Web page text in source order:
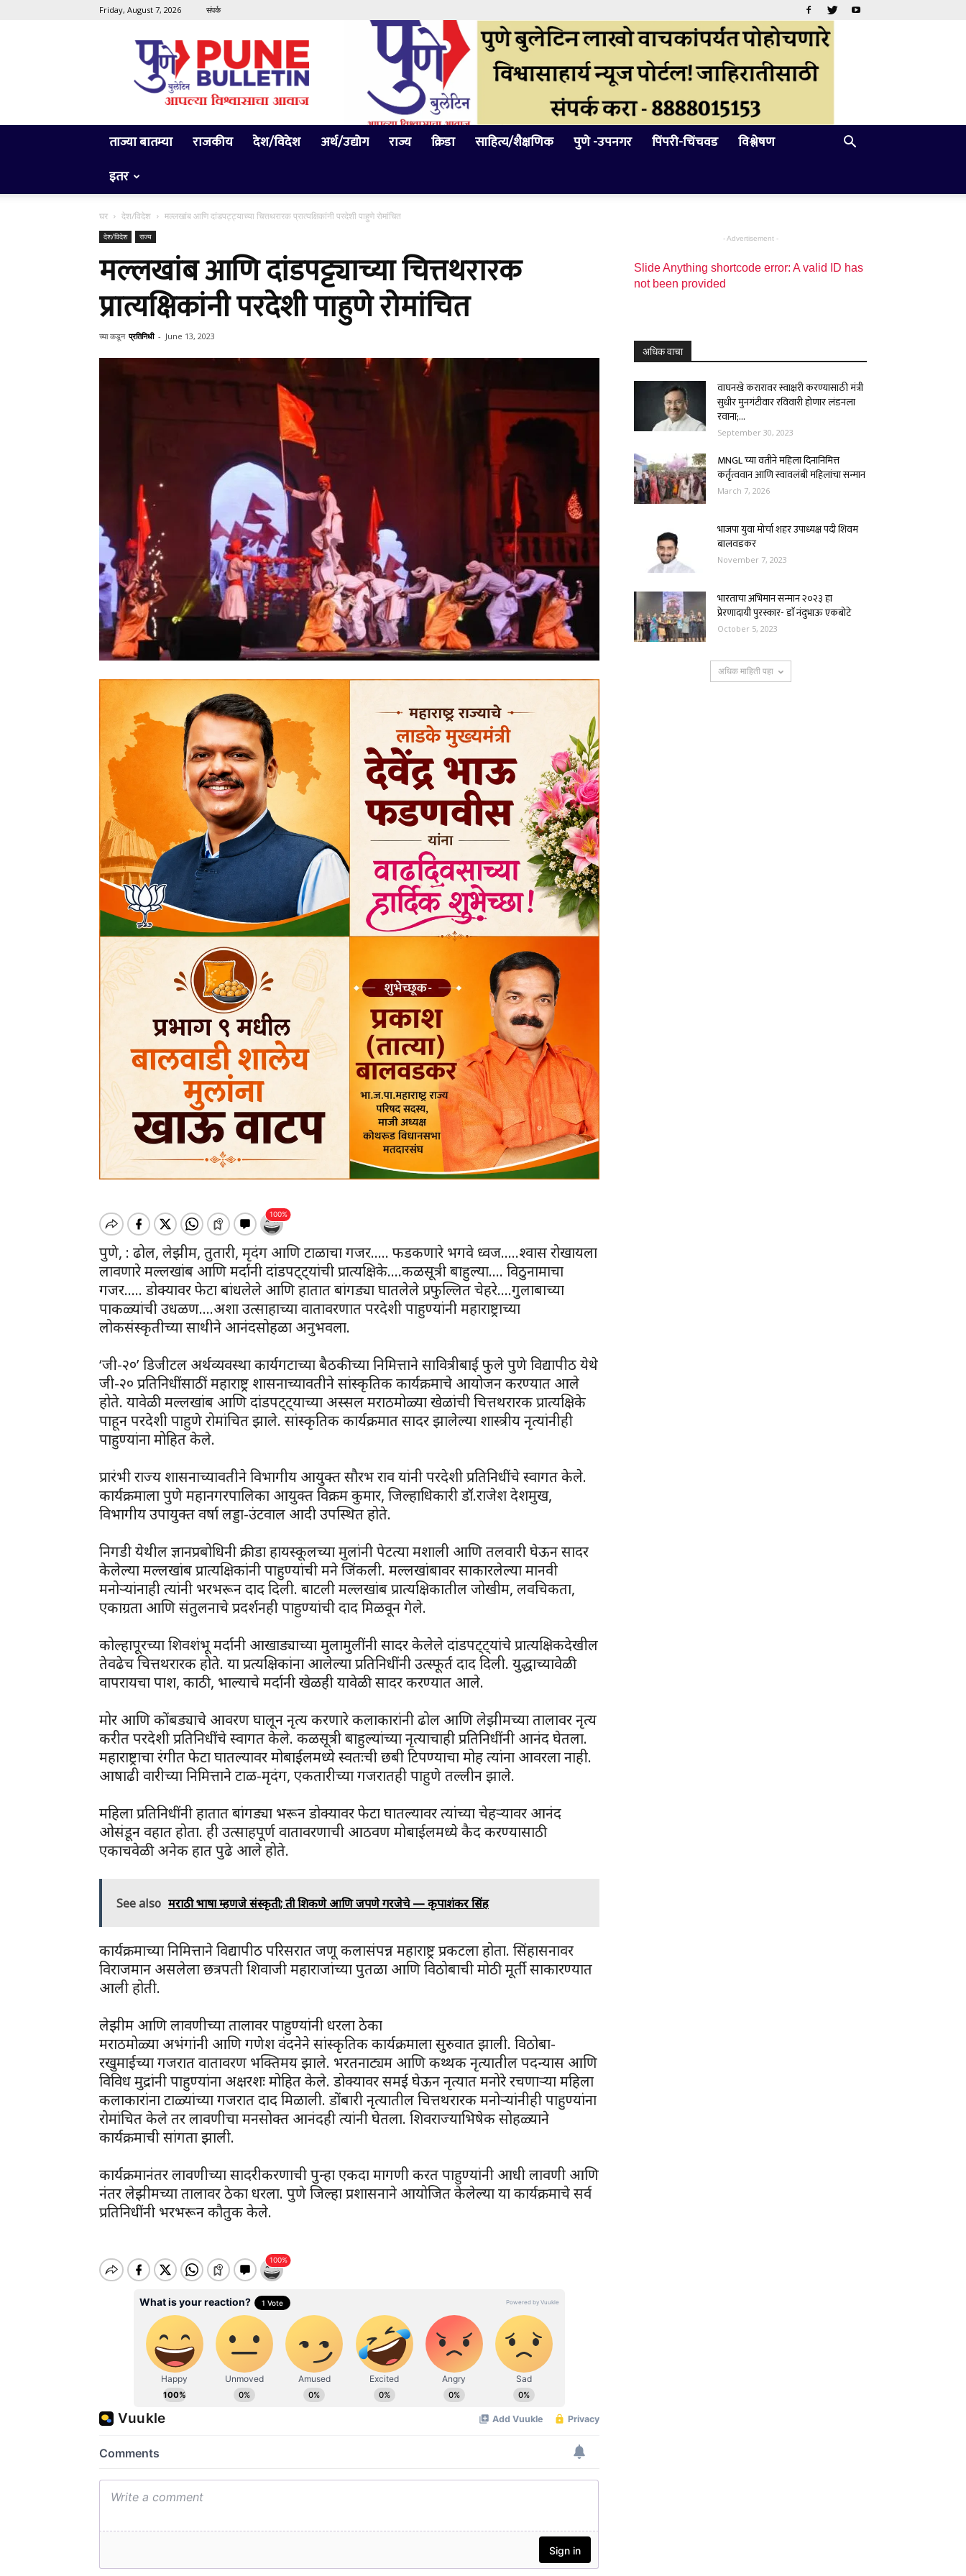
Friday, August 7, 2026 संपर्क
Pune
Bulletin
ताज्या बातम्या राजकीय देश/विदेश अर्थ/उद्योग राज्य क्रिडा साहित्य/शैक्षणिक पुणे -उपनगर पिंपरी-चिंचवड
विश्लेषण
इतर
घर देश/विदेश मल्लखांब आणि दांडपट्ट्याच्या चित्तथरारक प्रात्यक्षिकांनी परदेशी पाहुणे रोमांचित
देश/विदेश राज्य
मल्लखांब आणि दांडपट्ट्याच्या चित्तथरारक
प्रात्यक्षिकांनी परदेशी पाहुणे रोमांचित
च्या कडून प्रतिनिधी - June 13, 2023
पुणे, : ढोल, लेझीम, तुतारी, मृदंग आणि टाळाचा गजर….. फडकणारे भगवे ध्वज…..श्वास रोखायला
लावणारे मल्लखांब आणि मर्दानी दांडपट्ट्यांची प्रात्यक्षिके….कळसूत्री बाहुल्या…. विठुनामाचा
गजर….. डोक्यावर फेटा बांधलेले आणि हातात बांगड्या घातलेले प्रफुल्लित चेहरे….गुलाबाच्या
पाकळ्यांची उधळण….अशा उत्साहाच्या वातावरणात परदेशी पाहुण्यांनी महाराष्ट्राच्या
लोकसंस्कृतीच्या साथीने आनंदसोहळा अनुभवला.
‘जी-२०’ डिजीटल अर्थव्यवस्था कार्यगटाच्या बैठकीच्या निमित्ताने सावित्रीबाई फुले पुणे विद्यापीठ येथे
जी-२० प्रतिनिधींसाठीं महाराष्ट्र शासनाच्यावतीने सांस्कृतिक कार्यक्रमाचे आयोजन करण्यात आले
होते. यावेळी मल्लखांब आणि दांडपट्ट्याच्या अस्सल मराठमोळ्या खेळांची चित्तथरारक प्रात्यक्षिके
पाहून परदेशी पाहुणे रोमांचित झाले. सांस्कृतिक कार्यक्रमात सादर झालेल्या शास्त्रीय नृत्यांनीही
पाहुण्यांना मोहित केले.
प्रारंभी राज्य शासनाच्यावतीने विभागीय आयुक्त सौरभ राव यांनी परदेशी प्रतिनिधींचे स्वागत केले.
कार्यक्रमाला पुणे महानगरपालिका आयुक्त विक्रम कुमार, जिल्हाधिकारी डॉ.राजेश देशमुख,
विभागीय उपायुक्त वर्षा लड्डा-उंटवाल आदी उपस्थित होते.
निगडी येथील ज्ञानप्रबोधिनी क्रीडा हायस्कूलच्या मुलांनी पेटत्या मशाली आणि तलवारी घेऊन सादर
केलेल्या मल्लखांब प्रात्यक्षिकांनी पाहुण्यांची मने जिंकली. मल्लखांबावर साकारलेल्या मानवी
मनोऱ्यांनाही त्यांनी भरभरून दाद दिली. बाटली मल्लखांब प्रात्यक्षिकातील जोखीम, लवचिकता,
एकाग्रता आणि संतुलनाचे प्रदर्शनही पाहुण्यांची दाद मिळवून गेले.
कोल्हापूरच्या शिवशंभू मर्दानी आखाड्याच्या मुलामुलींनी सादर केलेले दांडपट्ट्यांचे प्रात्यक्षिकदेखील
तेवढेच चित्तथरारक होते. या प्रत्यक्षिकांना आलेल्या प्रतिनिधींनी उत्स्फूर्त दाद दिली. युद्धाच्यावेळी
वापरायचा पाश, काठी, भाल्याचे मर्दानी खेळही यावेळी सादर करण्यात आले.
मोर आणि कोंबड्याचे आवरण घालून नृत्य करणारे कलाकारांनी ढोल आणि लेझीमच्या तालावर नृत्य
करीत परदेशी प्रतिनिधींचे स्वागत केले. कळसूत्री बाहुल्यांच्या नृत्याचाही प्रतिनिधींनी आनंद घेतला.
महाराष्ट्राचा रंगीत फेटा घातल्यावर मोबाईलमध्ये स्वतःची छबी टिपण्याचा मोह त्यांना आवरला नाही.
आषाढी वारीच्या निमित्ताने टाळ-मृदंग, एकतारीच्या गजरातही पाहुणे तल्लीन झाले.
महिला प्रतिनिधींनी हातात बांगड्या भरून डोक्यावर फेटा घातल्यावर त्यांच्या चेहऱ्यावर आनंद
ओसंडून वहात होता. ही उत्साहपूर्ण वातावरणाची आठवण मोबाईलमध्ये कैद करण्यासाठी
एकाचवेळी अनेक हात पुढे आले होते.
See also मराठी भाषा म्हणजे संस्कृती; ती शिकणे आणि जपणे गरजेचे — कृपाशंकर सिंह
कार्यक्रमाच्या निमित्ताने विद्यापीठ परिसरात जणू कलासंपन्न महाराष्ट्र प्रकटला होता. सिंहासनावर
विराजमान असलेला छत्रपती शिवाजी महाराजांच्या पुतळा आणि विठोबाची मोठी मूर्ती साकारण्यात
आली होती.
लेझीम आणि लावणीच्या तालावर पाहुण्यांनी धरला ठेका
मराठमोळ्या अभंगांनी आणि गणेश वंदनेने सांस्कृतिक कार्यक्रमाला सुरुवात झाली. विठोबा-
रखुमाईच्या गजरात वातावरण भक्तिमय झाले. भरतनाट्यम आणि कथ्थक नृत्यातील पदन्यास आणि
विविध मुद्रांनी पाहुण्यांना अक्षरशः मोहित केले. डोक्यावर समई घेऊन नृत्यात मनोरे रचणाऱ्या महिला
कलाकारांना टाळ्यांच्या गजरात दाद मिळाली. डोंबारी नृत्यातील चित्तथरारक मनोऱ्यांनीही पाहुण्यांना
रोमांचित केले तर लावणीचा मनसोक्त आनंदही त्यांनी घेतला. शिवराज्याभिषेक सोहळ्याने
कार्यक्रमाची सांगता झाली.
कार्यक्रमानंतर लावणीच्या सादरीकरणाची पुन्हा एकदा मागणी करत पाहुण्यांनी आधी लावणी आणि
नंतर लेझीमच्या तालावर ठेका धरला. पुणे जिल्हा प्रशासनाने आयोजित केलेल्या या कार्यक्रमाचे सर्व
प्रतिनिधींनी भरभरून कौतुक केले.
- Advertisement -
Slide Anything shortcode error: A valid ID has
not been provided
अधिक वाचा
वाघनखे करारावर स्वाक्षरी करण्यासाठी मंत्री
सुधीर मुनगंटीवार रविवारी होणार लंडनला
रवाना;...
September 30, 2023
MNGL च्या वतीने महिला दिनानिमित्त
कर्तृत्ववान आणि स्वावलंबी महिलांचा सन्मान
March 7, 2026
भाजपा युवा मोर्चा शहर उपाध्यक्ष पदी शिवम
बालवडकर
November 7, 2023
भारताचा अभिमान सन्मान २०२३ हा
प्रेरणादायी पुरस्कार- डाॅ नंदुभाऊ एकबोटे
October 5, 2023
अधिक माहिती पहा